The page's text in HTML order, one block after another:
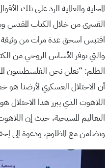
المحلية والعالمية الرد على تلك
القسري من خلال الكتاب المقدس
والتي توفر الأساس الروحي من
الظلم: “نعلن نحن الفلسطينيون
أن الاحتلال العسكري لأرضنا هو
اللاهوت الذي يبرر هذا
التعاليم المسيحية، حيث إن
وتضامن مع المظلوم، ودعوة إلى